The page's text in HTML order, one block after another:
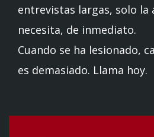
entrevistas largas, solo la
necesita, de inmediato.
Cuando se ha lesionado,
es demasiado. Llama hoy.